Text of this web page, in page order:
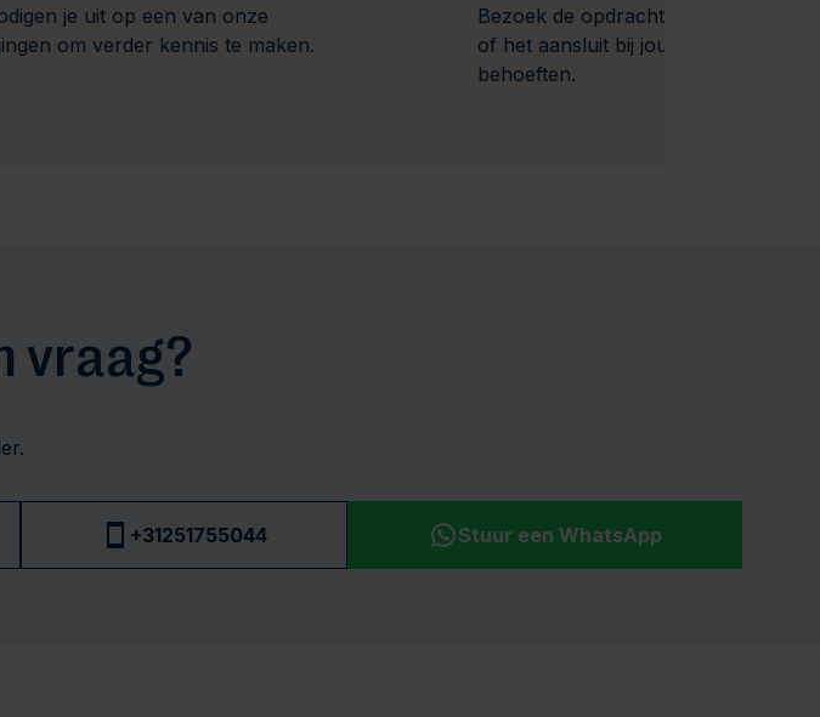
je uit op een van onze
om verder kennis te maken.
Bezoek de opdrachtgever om te
of het aansluit bij jouw wensen en
behoeften.
vraag?
+31251755044 Stuur een WhatsApp